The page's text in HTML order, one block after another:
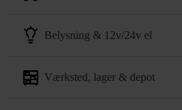
belysning & 12v/24v el
værksted, lager & depot